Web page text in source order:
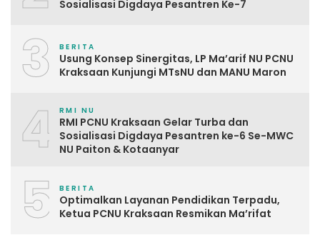
Sosialisasi Digdaya Pesantren Ke-7
3 BERITA
Usung Konsep Sinergitas, LP Ma’arif NU PCNU
Kraksaan Kunjungi MTsNU dan MANU Maron
4 RMI NU
RMI PCNU Kraksaan Gelar Turba dan
Sosialisasi Digdaya Pesantren ke-6 Se-MWC
NU Paiton & Kotaanyar
5 BERITA
Optimalkan Layanan Pendidikan Terpadu,
Ketua PCNU Kraksaan Resmikan Ma’rifat